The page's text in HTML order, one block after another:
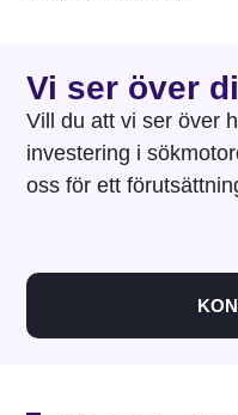
Vi ser över
Vill du att vi ser över
investering i
oss för ett